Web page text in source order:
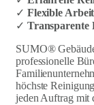
✓ Flexible
✓ Transparente
SUMO®
professionelle
höchste
jeden Auftrag mit